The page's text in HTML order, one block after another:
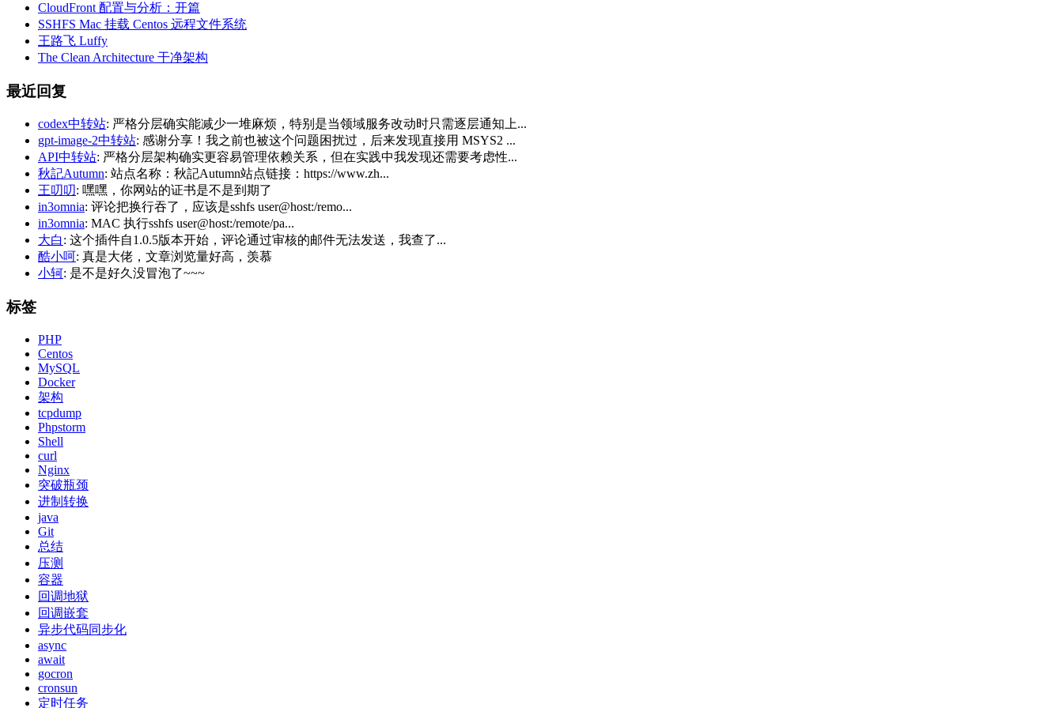
CloudFront 配置与分析：开篇
SSHFS Mac 挂载 Centos 远程文件系统
王路飞 Luffy
The Clean Architecture 干净架构
最近回复
codex中转站: 严格分层确实能减少一堆麻烦，特别是当领域服务改动时只需逐层通知上...
gpt-image-2中转站: 感谢分享！我之前也被这个问题困扰过，后来发现直接用 MSYS2 ...
API中转站: 严格分层架构确实更容易管理依赖关系，但在实践中我发现还需要考虑性...
秋記Autumn: 站点名称：秋記Autumn站点链接：https://www.zh...
王叨叨: 嘿嘿，你网站的证书是不是到期了
in3omnia: 评论把换行吞了，应该是sshfs user@host:/remo...
in3omnia: MAC 执行sshfs user@host:/remote/pa...
大白: 这个插件自1.0.5版本开始，评论通过审核的邮件无法发送，我查了...
酷小呵: 真是大佬，文章浏览量好高，羡慕
小轲: 是不是好久没冒泡了~~~
标签
PHP
Centos
MySQL
Docker
架构
tcpdump
Phpstorm
Shell
curl
Nginx
突破瓶颈
进制转换
java
Git
总结
压测
容器
回调地狱
回调嵌套
异步代码同步化
async
await
gocron
cronsun
定时任务